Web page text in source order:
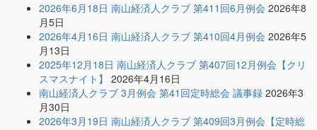
2026年6月18日 南山経済人クラブ 第411回6月例会 2026年8
月5日
2026年4月16日 南山経済人クラブ 第410回4月例会 2026年5
月13日
2025年12月18日 南山経済人クラブ 第407回12月例会【クリ
スマスナイト】 2026年4月16日
南山経済人クラブ 3月例会 第41回定時総会 議事録 2026年3
月30日
2026年3月19日 南山経済人クラブ 第409回3月例会【定時総